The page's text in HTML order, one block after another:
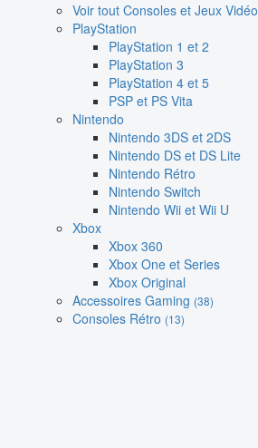
Voir tout Consoles et Jeux Vidéo
PlayStation
PlayStation 1 et 2
PlayStation 3
PlayStation 4 et 5
PSP et PS Vita
Nintendo
Nintendo 3DS et 2DS
Nintendo DS et DS Lite
Nintendo Rétro
Nintendo Switch
Nintendo Wii et Wii U
Xbox
Xbox 360
Xbox One et Series
Xbox Original
Accessoires Gaming (38)
Consoles Rétro (13)